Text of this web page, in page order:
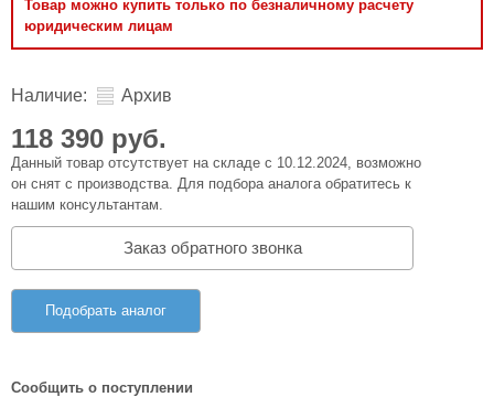
Товар можно купить только по безналичному расчету
юридическим лицам
Наличие: Архив
118 390 руб.
Данный товар отсутствует на складе с 10.12.2024, возможно
он снят с производства. Для подбора аналога обратитесь к
нашим консультантам.
Заказ обратного звонка
Подобрать аналог
Сообщить о поступлении